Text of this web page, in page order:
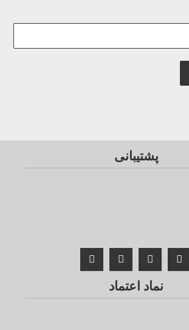
پشتیبانی
نماد اعتماد